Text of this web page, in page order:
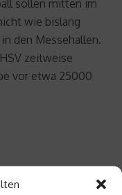
sollen mitten im
wie bislang
den Messehallen.
zeitweise
vor etwa 25000